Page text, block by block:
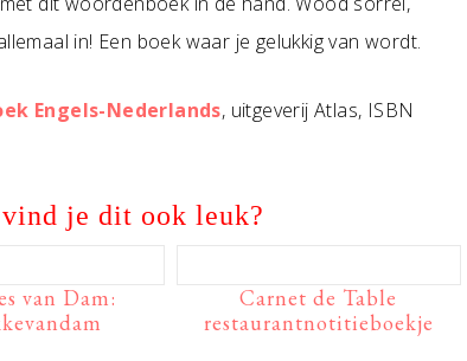
in! Een boek waar je gelukkig van wordt.
Engels-Nederlands, uitgeverij Atlas, ISBN
je dit ook leuk?
van Dam:
Carnet de Table
restaurantnotitieboekje